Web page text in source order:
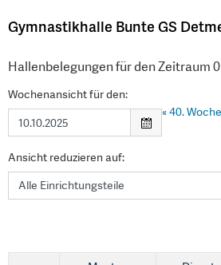
Gymnastikhalle Bunte GS
Hallenbelegungen für den Zeitraum
Wochenansicht für den:
«40. Woche
Ansicht reduzieren auf: